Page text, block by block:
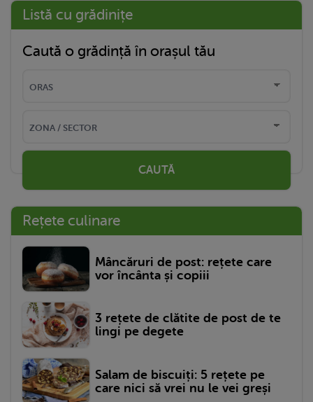
Listă cu grădinițe
Caută o grădință în orașul tău
CAUTĂ
Rețete culinare
Mâncăruri de post: rețete care
vor încânta și copiii
3 rețete de clătite de post de te
lingi pe degete
Salam de biscuiți: 5 rețete pe
care nici să vrei nu le vei greși